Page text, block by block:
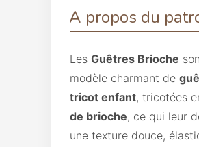
A propos du
Les Guêtres Brioche
modèle charmant de
tricot enfant, tricotées
de brioche, ce qui leur
une texture douce,